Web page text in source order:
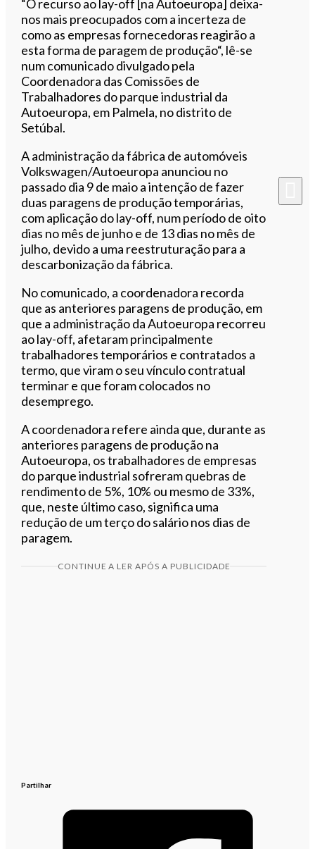
“O recurso ao lay-off [na Autoeuropa] deixa-
nos mais preocupados com a incerteza de
como as empresas fornecedoras reagirão a
esta forma de paragem de produção“, lê-se
num comunicado divulgado pela
Coordenadora das Comissões de
Trabalhadores do parque industrial da
Autoeuropa, em Palmela, no distrito de
Setúbal.
A administração da fábrica de automóveis
Volkswagen/Autoeuropa anunciou no
passado dia 9 de maio a intenção de fazer
duas paragens de produção temporárias,
com aplicação do lay-off, num período de oito
dias no mês de junho e de 13 dias no mês de
julho, devido a uma reestruturação para a
descarbonização da fábrica.
No comunicado, a coordenadora recorda
que as anteriores paragens de produção, em
que a administração da Autoeuropa recorreu
ao lay-off, afetaram principalmente
trabalhadores temporários e contratados a
termo, que viram o seu vínculo contratual
terminar e que foram colocados no
desemprego.
A coordenadora refere ainda que, durante as
anteriores paragens de produção na
Autoeuropa, os trabalhadores de empresas
do parque industrial sofreram quebras de
rendimento de 5%, 10% ou mesmo de 33%,
que, neste último caso, significa uma
redução de um terço do salário nos dias de
paragem.
CONTINUE A LER APÓS A PUBLICIDADE
Partilhar